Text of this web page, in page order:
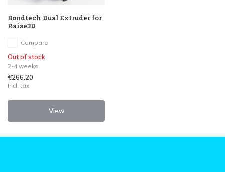
Bondtech Dual Extruder for
Raise3D
Compare
Out of stock
2-4 weeks
€266,20
Incl. tax
View